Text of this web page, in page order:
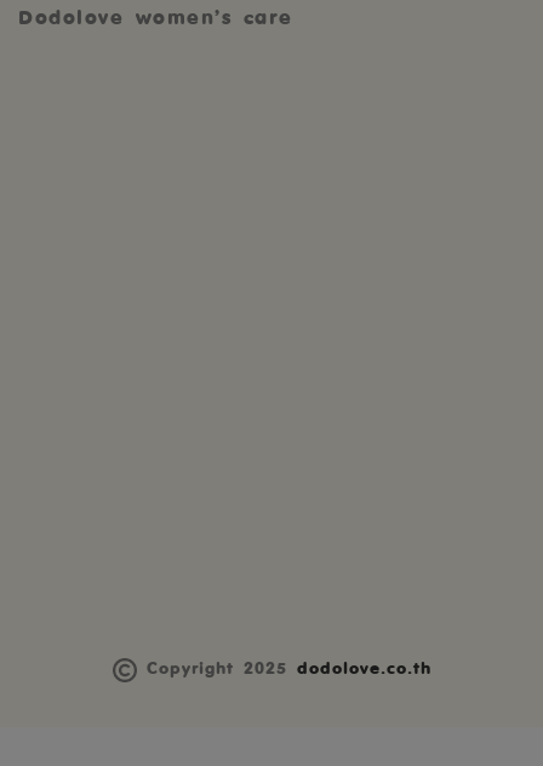
Dodolove women’s care
Copyright 2025 dodolove.co.th